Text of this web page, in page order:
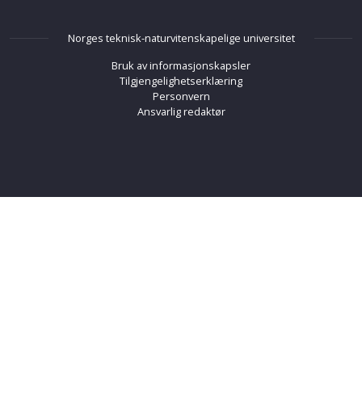
Norges teknisk-naturvitenskapelige universitet
Bruk av informasjonskapsler
Tilgjengelighetserklæring
Personvern
Ansvarlig redaktør